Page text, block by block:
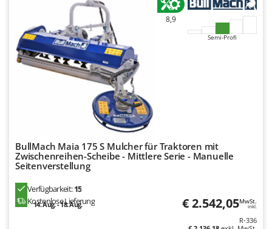
8,9
Semi-Profi
BullMach Maia 175 S Mulcher für Traktoren mit
Zwischenreihen-Scheibe - Mittlere Serie - Manuelle
Seitenverstellung
Verfügbarkeit:15
Kostenlose Lieferung
14. Aug. - 18. Aug. € 2.542,05MwSt.
inkl.
R-336